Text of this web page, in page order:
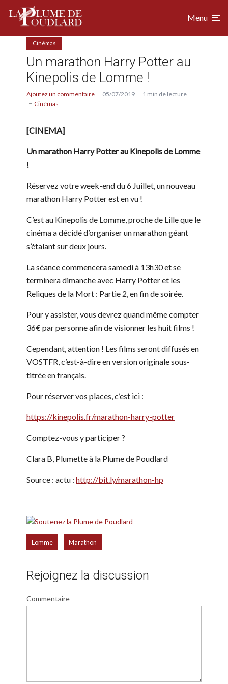
Menu
Cinémas
Un marathon Harry Potter au
Kinepolis de Lomme !
Ajoutez un commentaire 05/07/2019
1 min de lecture
Cinémas
[CINEMA]
Un marathon Harry Potter au Kinepolis de Lomme
!
Réservez votre week-end du 6 Juillet, un nouveau
marathon Harry Potter est en vu !
C’est au Kinepolis de Lomme, proche de Lille que le
cinéma a décidé d’organiser un marathon géant
s’étalant sur deux jours.
La séance commencera samedi à 13h30 et se
terminera dimanche avec Harry Potter et les
Reliques de la Mort : Partie 2, en fin de soirée.
Pour y assister, vous devrez quand même compter
36€ par personne afin de visionner les huit films !
Cependant, attention ! Les films seront diffusés en
VOSTFR, c’est-à-dire en version originale sous-
titrée en français.
Pour réserver vos places, c’est ici :
https://kinepolis.fr/marathon-harry-potter
Comptez-vous y participer ?
Clara B, Plumette à la Plume de Poudlard
Source : actu : http://bit.ly/marathon-hp
Lomme Marathon
Rejoignez la discussion
Commentaire